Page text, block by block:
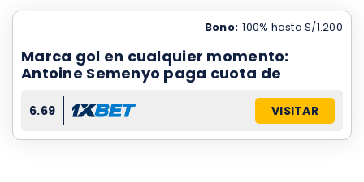
Bono: 100% hasta S/1.200
Marca gol en cualquier momento:
Antoine Semenyo paga cuota de
6.69 VISITAR